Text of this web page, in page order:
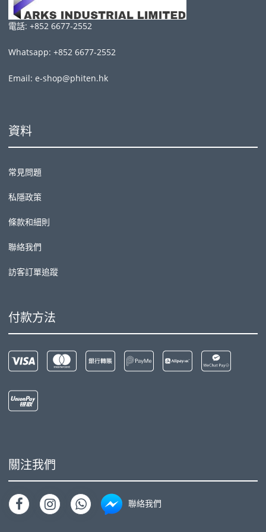
電話: +852 6677-2552
Whatsapp: +852 6677-2552
Email: e-shop@phiten.hk
資料
常見問題
私隱政策
條款和細則
聯絡我們
訪客訂單追蹤
付款方法
關注我們
聯絡我們